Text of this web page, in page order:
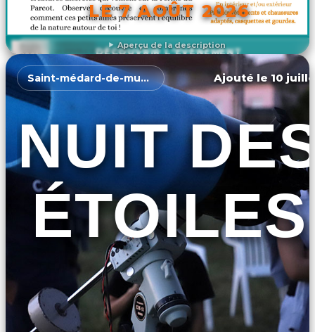
Aperçu de la description
LE 7 AOÛT 2026
DÉCOUVRIR L'ÉVÉNEMENT
Saint-médard-de-mussidan Ajouté le 10
NUIT
ÉTOILES